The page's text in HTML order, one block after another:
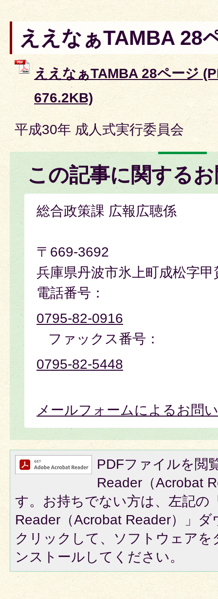
ええなぁTAMBA 28
ええなぁTAMBA 28ページ
676.2KB)
平成30年 成人式実行委員会
この記事に関する
総合政策課 広報広聴係
〒669-3692
兵庫県丹波市氷上町成松字甲
電話番号：
0795-82-0916
ファックス番号：
0795-82-5448
メールフォームによるお問
PDFファイルを閲
Reader（Acrobat
す。お持ちでない方は、左記の
Reader（Acrobat Reader）」
クリックして、ソフトウェア
ンストールしてください。